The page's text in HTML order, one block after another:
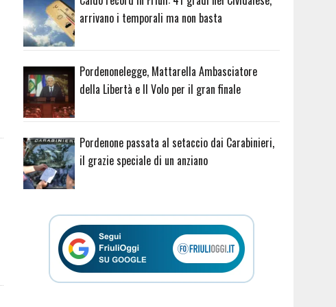
arrivano i temporali ma non basta
Pordenonelegge, Mattarella Ambasciatore
della Libertà e Il Volo per il gran finale
Pordenone passata al setaccio dai Carabinieri,
il grazie speciale di un anziano